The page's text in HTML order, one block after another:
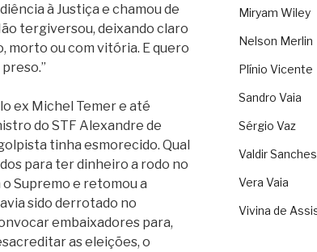
à Justiça e chamou de
tergiversou, deixando claro
morto ou com vitória. E quero
ex Michel Temer e até
do STF Alexandre de
tinha esmorecido. Qual
para ter dinheiro a rodo no
Supremo e retomou a
sido derrotado no
embaixadores para,
as eleições, o
Miryam Wiley
Nelson Merlin
Plínio Vicente
Sandro Vaia
Sérgio Vaz
Valdir Sanches
Vera Vaia
Vivina de